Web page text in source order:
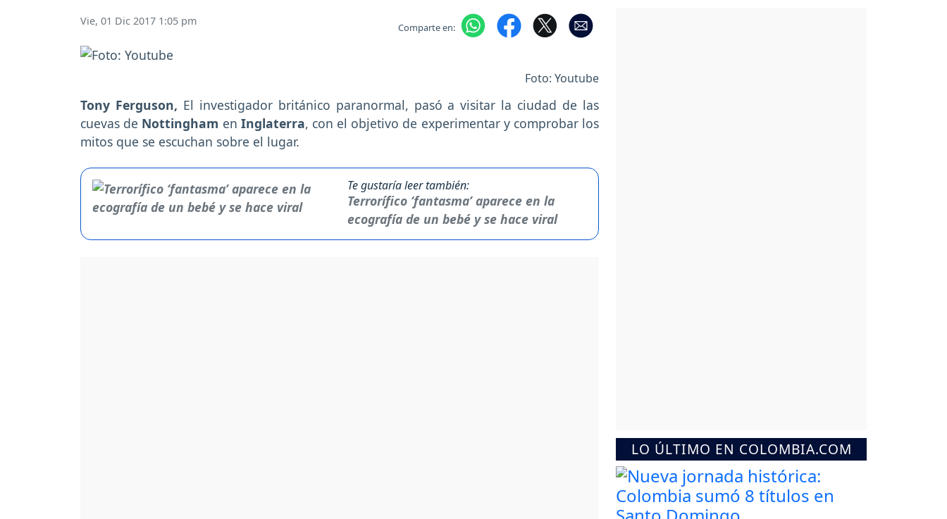
Vie, 01 Dic 2017 1:05 pm Comparte en:
Foto: Youtube
Tony Ferguson, El investigador británico paranormal, pasó a visitar la ciudad de las
cuevas de Nottingham en Inglaterra, con el objetivo de experimentar y comprobar los
mitos que se escuchan sobre el lugar.
Te gustaría leer también:
Terrorífico ‘fantasma’ aparece en la
ecografía de un bebé y se hace viral
LO ÚLTIMO EN COLOMBIA.COM